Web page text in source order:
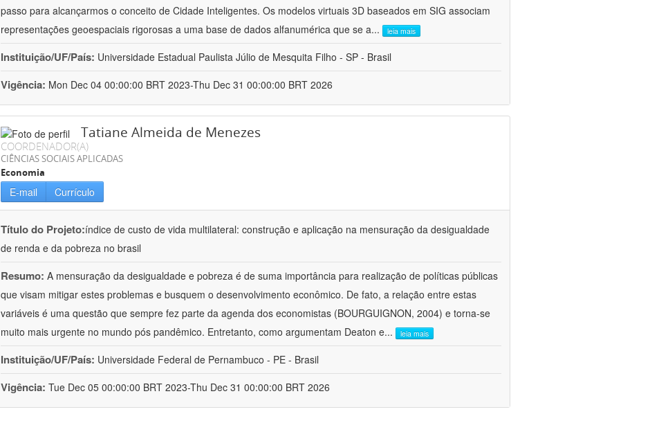
passo para alcançarmos o conceito de Cidade Inteligentes. Os modelos virtuais 3D baseados em SIG associam
representações geoespaciais rigorosas a uma base de dados alfanumérica que se a... leia mais
Instituição/UF/País: Universidade Estadual Paulista Júlio de Mesquita Filho - SP - Brasil
Vigência: Mon Dec 04 00:00:00 BRT 2023-Thu Dec 31 00:00:00 BRT 2026
Tatiane Almeida de Menezes
COORDENADOR(A)
CIÊNCIAS SOCIAIS APLICADAS
Economia
E-mail Currículo
Título do Projeto:índice de custo de vida multilateral: construção e aplicação na mensuração da desigualdade
de renda e da pobreza no brasil
Resumo: A mensuração da desigualdade e pobreza é de suma importância para realização de políticas públicas
que visam mitigar estes problemas e busquem o desenvolvimento econômico. De fato, a relação entre estas
variáveis é uma questão que sempre fez parte da agenda dos economistas (BOURGUIGNON, 2004) e torna-se
muito mais urgente no mundo pós pandêmico. Entretanto, como argumentam Deaton e... leia mais
Instituição/UF/País: Universidade Federal de Pernambuco - PE - Brasil
Vigência: Tue Dec 05 00:00:00 BRT 2023-Thu Dec 31 00:00:00 BRT 2026